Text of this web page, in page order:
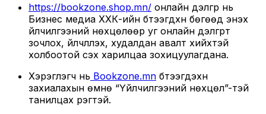
https://bookzone.shop.mn/ онлайн дэлгүүр нь
Бизнес медиа ХХК-ийн бүтээгдхүүн бөгөөд энэхүү
үйлчилгээний нөхцөлөөр уг онлайн дэлгүүрт
зочлох, үйлчлүүлэх, худалдан авалт хийхтэй
холбоотой үүсэх харилцаа зохицуулагдана.
Хэрэглэгч нь Bookzone.mn бүтээгдэхүүн
захиалахын өмнө “Үйлчилгээний нөхцөл”-тэй
танилцах үүрэгтэй.